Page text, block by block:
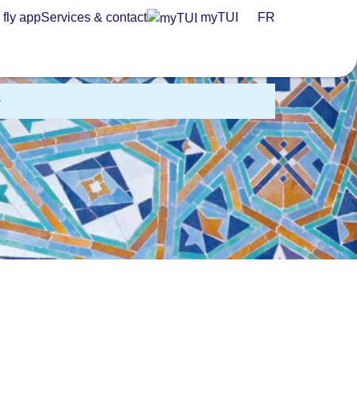
fly appServices & contact myTUI FR